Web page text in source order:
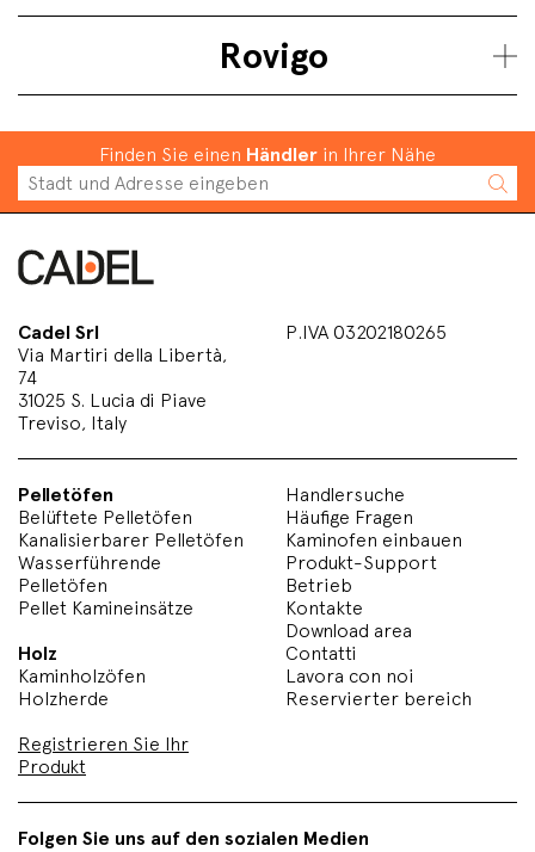
Rovigo
Finden Sie einen Händler in Ihrer Nähe
Cadel Srl
Via Martiri della Libertà,
74
31025 S. Lucia di Piave
Treviso, Italy
P.IVA 03202180265
Pelletöfen
Belüftete Pelletöfen
Kanalisierbarer Pelletöfen
Wasserführende
Pelletöfen
Pellet Kamineinsätze
Holz
Kaminholzöfen
Holzherde
Registrieren Sie Ihr
Produkt
Handlersuche
Häufige Fragen
Kaminofen einbauen
Produkt-Support
Betrieb
Kontakte
Download area
Contatti
Lavora con noi
Reservierter bereich
Folgen Sie uns auf den sozialen Medien